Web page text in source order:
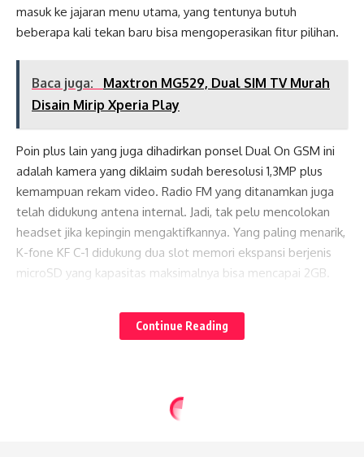
masuk ke jajaran menu utama, yang tentunya butuh
beberapa kali tekan baru bisa mengoperasikan fitur pilihan.
Baca juga:
Maxtron MG529, Dual SIM TV Murah
Disain Mirip Xperia Play
Poin plus lain yang juga dihadirkan ponsel Dual On GSM ini
adalah kamera yang diklaim sudah beresolusi 1,3MP plus
kemampuan rekam video. Radio FM yang ditanamkan juga
telah didukung antena internal. Jadi, tak pelu mencolokan
headset jika kepingin mengaktifkannya. Yang paling menarik,
K-fone KF C-1 didukung dua slot memori ekspansi berjenis
microSD yang kapasitas maksimalnya bisa mencapai 2GB.
Skycall N801, Dual On TV Support
Nah, untuk tambahannya K-fone KF C-1 ini juga dilengkapi
network data GPRS plus browser Opera Mini buat
Continue Reading